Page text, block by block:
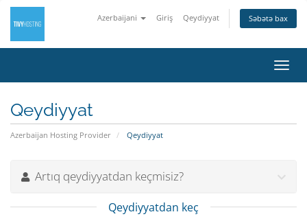
Azerbaijani Giriş Qeydiyyat Səbətə bax
keçid
Qeydiyyat
Azerbaijan Hosting Provider Qeydiyyat
Artıq qeydiyyatdan keçmisiz?
Qeydiyyatdan keç